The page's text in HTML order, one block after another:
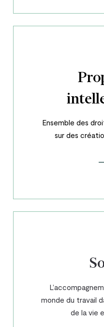
Ensemble des
sur des
monde du travail
de la vie